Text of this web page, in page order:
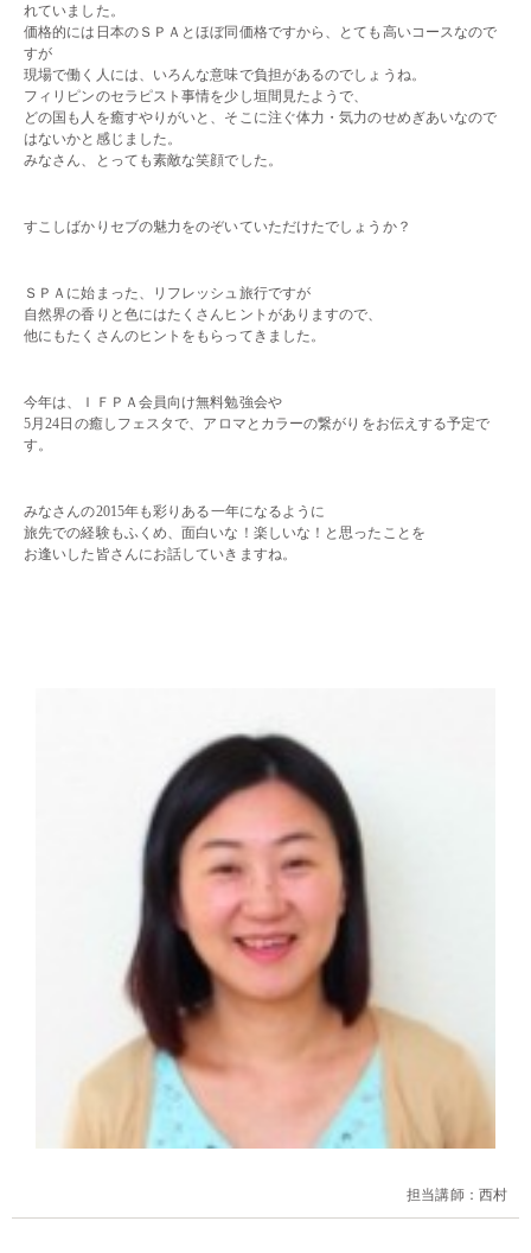
れていました。
価格的には日本のＳＰＡとほぼ同価格ですから、とても高いコースなので
すが
現場で働く人には、いろんな意味で負担があるのでしょうね。
フィリピンのセラピスト事情を少し垣間見たようで、
どの国も人を癒すやりがいと、そこに注ぐ体力・気力のせめぎあいなので
はないかと感じました。
みなさん、とっても素敵な笑顔でした。
すこしばかりセブの魅力をのぞいていただけたでしょうか？
ＳＰＡに始まった、リフレッシュ旅行ですが
自然界の香りと色にはたくさんヒントがありますので、
他にもたくさんのヒントをもらってきました。
今年は、ＩＦＰＡ会員向け無料勉強会や
5月24日の癒しフェスタで、アロマとカラーの繋がりをお伝えする予定で
す。
みなさんの2015年も彩りある一年になるように
旅先での経験もふくめ、面白いな！楽しいな！と思ったことを
お逢いした皆さんにお話していきますね。
担当講師：西村